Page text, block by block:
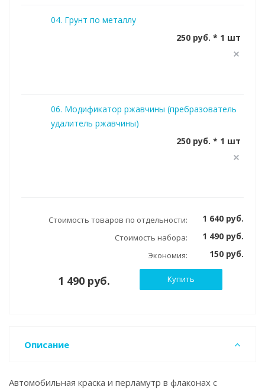
04. Грунт по металлу
250 руб. * 1 шт
06. Модификатор ржавчины (пребразователь
удалитель ржавчины)
250 руб. * 1 шт
Стоимость товаров по отдельности: 1 640 руб.
Стоимость набора: 1 490 руб.
Экономия: 150 руб.
1 490 руб. Купить
Описание
Автомобильная краска и перламутр в флаконах с